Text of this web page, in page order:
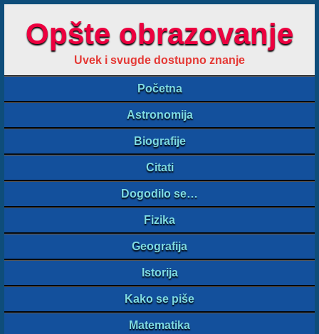
Opšte obrazovanje
Uvek i svugde dostupno znanje
Početna
Astronomija
Biografije
Citati
Dogodilo se…
Fizika
Geografija
Istorija
Kako se piše
Matematika